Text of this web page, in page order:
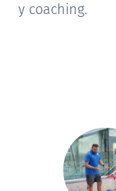
y coaching.